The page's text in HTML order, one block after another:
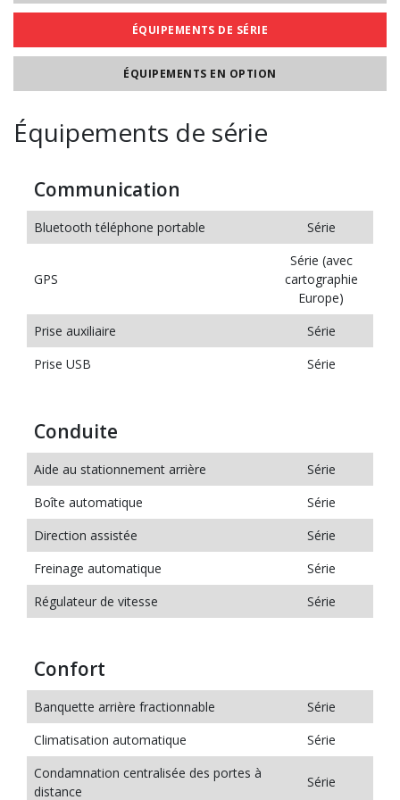
ÉQUIPEMENTS DE SÉRIE
ÉQUIPEMENTS EN OPTION
Équipements de série
Communication
Bluetooth téléphone portable Série
GPS
Série (avec
cartographie
Europe)
Prise auxiliaire
Série
Prise USB
Série
Conduite
Aide au stationnement arrière
Série
Boîte automatique
Série
Direction assistée
Série
Freinage automatique
Série
Régulateur de vitesse
Série
Confort
Banquette arrière fractionnable
Série
Climatisation automatique
Série
Condamnation centralisée des portes à
distance
Série